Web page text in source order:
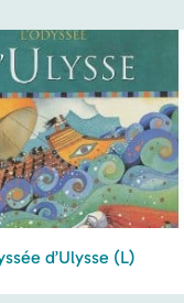
d’Ulysse (L)